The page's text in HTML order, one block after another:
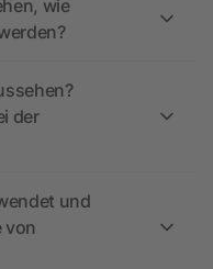
wie
der
und
von